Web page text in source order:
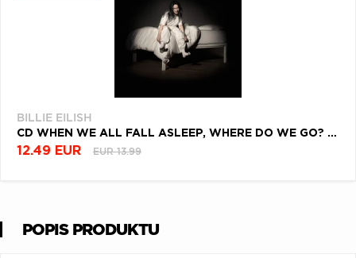
BILLIE EILISH
CD WHEN WE ALL FALL ASLEEP, WHERE DO WE GO? (INTERNATIONAL RE-PACK)
12.49 EUR EUR 13.99
POPIS PRODUKTU